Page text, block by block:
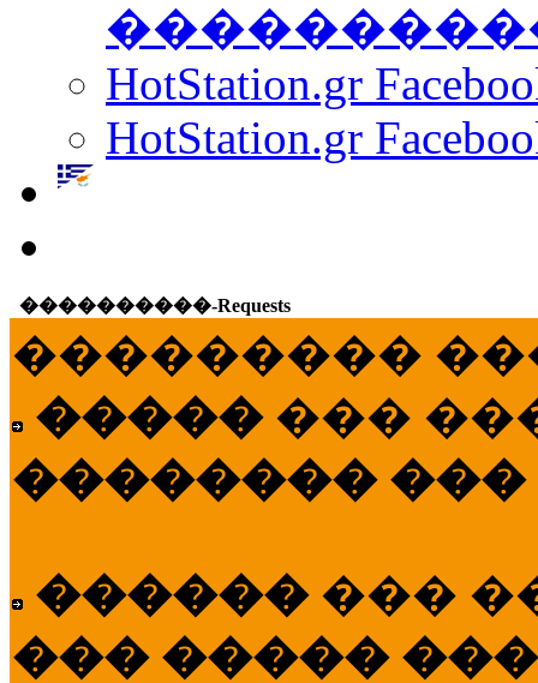
HotStation.gr
HotStation.gr
����������-Requests
���������
����� ���
�������� ���
������ ���
��� �����